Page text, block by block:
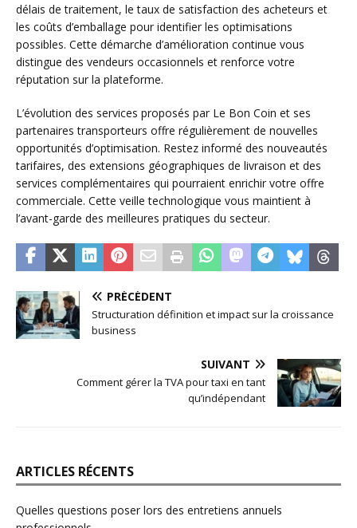
délais de traitement, le taux de satisfaction des acheteurs et
les coûts d’emballage pour identifier les optimisations
possibles. Cette démarche d’amélioration continue vous
distingue des vendeurs occasionnels et renforce votre
réputation sur la plateforme.
L’évolution des services proposés par Le Bon Coin et ses
partenaires transporteurs offre régulièrement de nouvelles
opportunités d’optimisation. Restez informé des nouveautés
tarifaires, des extensions géographiques de livraison et des
services complémentaires qui pourraient enrichir votre offre
commerciale. Cette veille technologique vous maintient à
l’avant-garde des meilleures pratiques du secteur.
PRÉCÉDENT
Structuration définition et impact sur la croissance
business
SUIVANT
Comment gérer la TVA pour taxi en tant
qu’indépendant
ARTICLES RÉCENTS
Quelles questions poser lors des entretiens annuels